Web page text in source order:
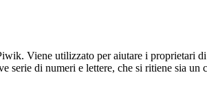
Viene utilizzato per aiutare i proprietari
serie di numeri e lettere, che si ritiene sia